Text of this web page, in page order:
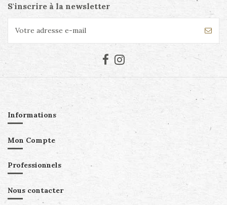
S'inscrire à la newsletter
Informations
Mon Compte
Professionnels
Nous contacter